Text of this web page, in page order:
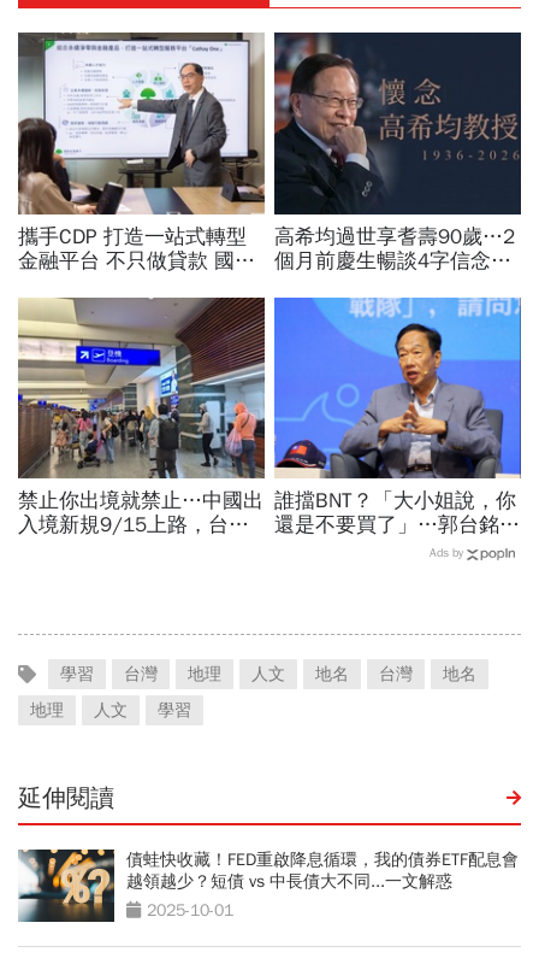
攜手CDP 打造一站式轉型
金融平台 不只做貸款 國泰
高希均過世享耆壽90歲…2
個月前慶生暢談4字信念，
福、一切靠自己爭氣
禁止你出境就禁止…中國出
入境新規9/15上路，台灣
誰擋BNT？「大小姐說，你
還是不要買了」…郭台銘曝
李大維打給他，被點名的都
Ads by
學習 台灣 地理 人文 地名 台灣
地名
地理
人文 學習
延伸閱讀
債蛙快收藏！FED重啟降息循環，我的債券ETF配息會
越領越少？短債 vs 中長債大不同...一文解惑
2025-10-01